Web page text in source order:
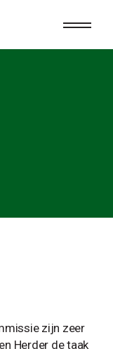
zijn zeer
Herder de taak